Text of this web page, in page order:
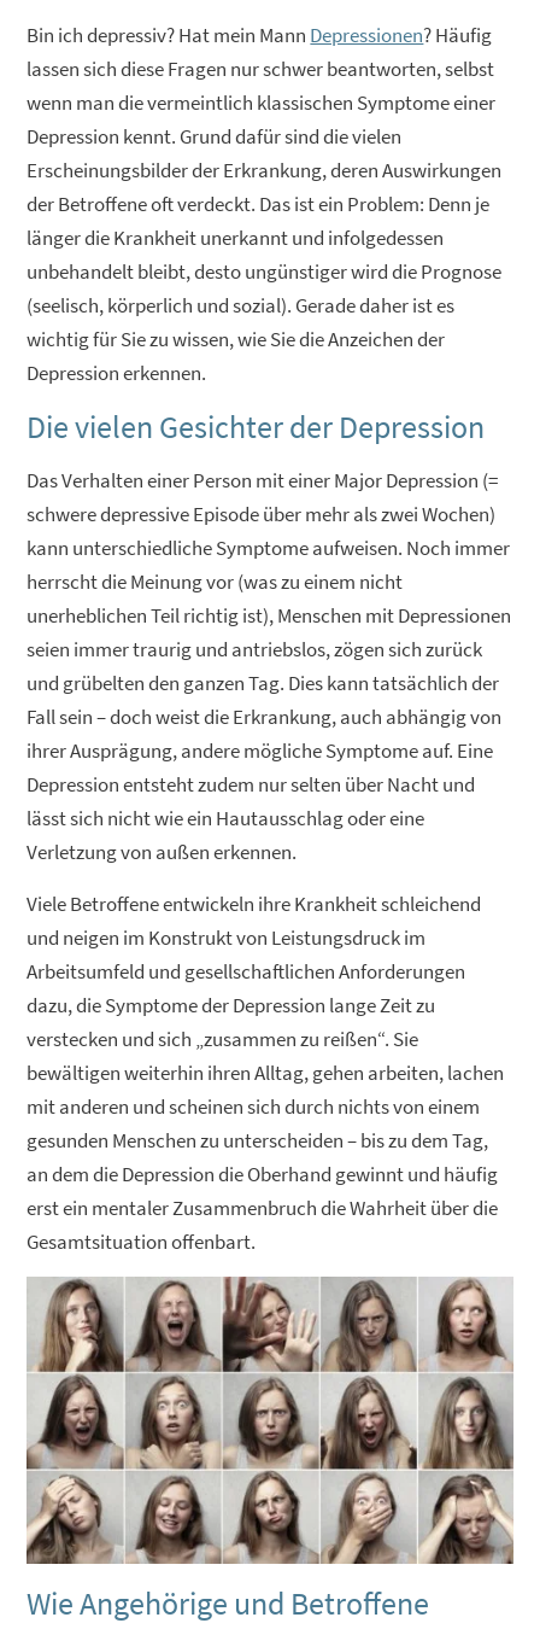
Bin ich depressiv? Hat mein Mann Depressionen? Häufig
lassen sich diese Fragen nur schwer beantworten, selbst
wenn man die vermeintlich klassischen Symptome einer
Depression kennt. Grund dafür sind die vielen
Erscheinungsbilder der Erkrankung, deren Auswirkungen
der Betroffene oft verdeckt. Das ist ein Problem: Denn je
länger die Krankheit unerkannt und infolgedessen
unbehandelt bleibt, desto ungünstiger wird die Prognose
(seelisch, körperlich und sozial). Gerade daher ist es
wichtig für Sie zu wissen, wie Sie die Anzeichen der
Depression erkennen.
Die vielen Gesichter der Depression
Das Verhalten einer Person mit einer Major Depression (=
schwere depressive Episode über mehr als zwei Wochen)
kann unterschiedliche Symptome aufweisen. Noch immer
herrscht die Meinung vor (was zu einem nicht
unerheblichen Teil richtig ist), Menschen mit Depressionen
seien immer traurig und antriebslos, zögen sich zurück
und grübelten den ganzen Tag. Dies kann tatsächlich der
Fall sein – doch weist die Erkrankung, auch abhängig von
ihrer Ausprägung, andere mögliche Symptome auf. Eine
Depression entsteht zudem nur selten über Nacht und
lässt sich nicht wie ein Hautausschlag oder eine
Verletzung von außen erkennen.
Viele Betroffene entwickeln ihre Krankheit schleichend
und neigen im Konstrukt von Leistungsdruck im
Arbeitsumfeld und gesellschaftlichen Anforderungen
dazu, die Symptome der Depression lange Zeit zu
verstecken und sich „zusammen zu reißen“. Sie
bewältigen weiterhin ihren Alltag, gehen arbeiten, lachen
mit anderen und scheinen sich durch nichts von einem
gesunden Menschen zu unterscheiden – bis zu dem Tag,
an dem die Depression die Oberhand gewinnt und häufig
erst ein mentaler Zusammenbruch die Wahrheit über die
Gesamtsituation offenbart.
Wie Angehörige und Betroffene